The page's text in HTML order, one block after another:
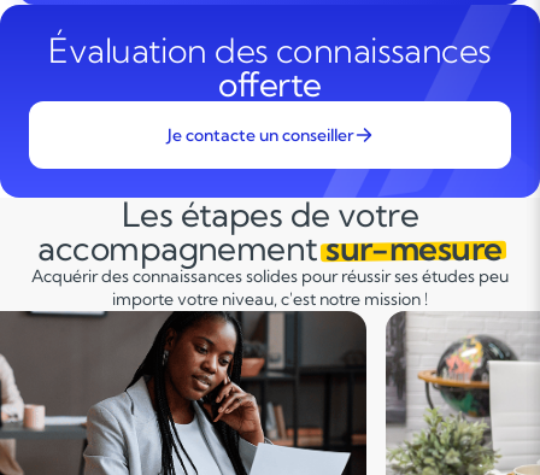
Évaluation des connaissances
offerte
Je contacte un conseiller
Les étapes de votre
accompagnementsur-mesure
Acquérir des connaissances solides pour réussir ses études peu
importe votre niveau, c'est notre mission !